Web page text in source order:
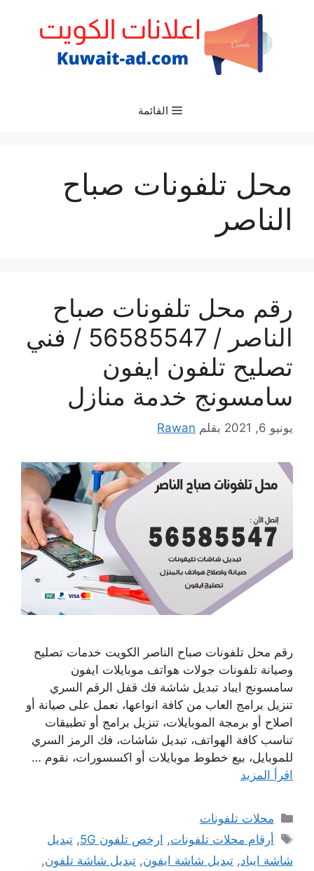
القائمة
محل تلفونات صباح
الناصر
رقم محل تلفونات صباح
الناصر / 56585547 / فني
تصليح تلفون ايفون
سامسونج خدمة منازل
يونيو 6, 2021 بقلم Rawan
رقم محل تلفونات صباح الناصر الكويت خدمات تصليح
وصيانة تلفونات جولات هواتف موبايلات ايفون
سامسونج ايباد تبديل شاشة فك قفل الرقم السري
تنزيل برامج العاب من كافة انواعها، نعمل على صيانة أو
اصلاح أو برمجة الموبايلات، تنزيل برامج أو تطبيقات
تناسب كافة الهواتف، تبديل شاشات، فك الرمز السري
للموبايل، بيع خطوط موبايلات أو اكسسورات، نقوم …
اقرأ المزيد
التصنيفات
محلات تلفونات
الوسوم
أرقام محلات تلفونات, ارخص تلفون 5G ,تبديل
شاشة ايباد, تبديل شاشة ايفون, تبديل شاشة تلفون,